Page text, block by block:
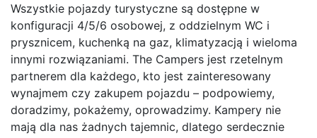
Wszystkie pojazdy turystyczne są dostępne w
konfiguracji 4/5/6 osobowej, z oddzielnym WC i
prysznicem, kuchenką na gaz, klimatyzacją i wieloma
innymi rozwiązaniami. The Campers jest rzetelnym
partnerem dla każdego, kto jest zainteresowany
wynajmem czy zakupem pojazdu – podpowiemy,
doradzimy, pokażemy, oprowadzimy. Kampery nie
mają dla nas żadnych tajemnic, dlatego serdecznie